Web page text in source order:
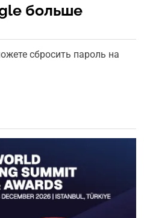
больше
сбросить пароль на